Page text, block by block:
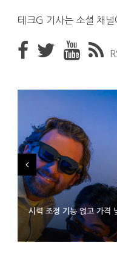
테크G 기사는 소셜 채
시력 조정 기능 얹고 가격
D램 부족에 10억달러어
300~400달러